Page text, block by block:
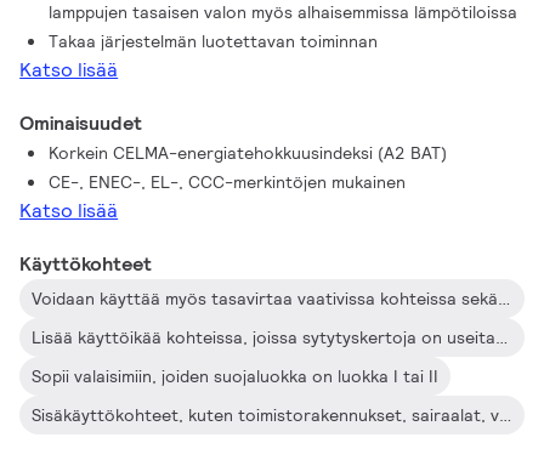
yleisvalaistukseen pinta-asennuksena tai
toimistovalaistuksena, pysäköintihalleihin, varastoihin ja muihin
käyttötarkoituksiin – myös vesitiiviyttä edellyttäviin kohteisiin.
Ulkotilojen käyttökohteissa valaisimen on täytettävä vähintään
luokanⅠvaatimukset ja sen on oltava riittävän hyvin vesi- ja
pölysuojattu. Asennuksessa on otettava huomioon, että
kokonaisuuden on oltava ukkossuojattu ja muilta osin
sähkölaitteilta vaadittavat suojausmääräykset.
lamppujen tasaisen valon myös alhaisemmissa lämpötiloissa
Takaa järjestelmän luotettavan toiminnan
Katso lisää
Ominaisuudet
Korkein CELMA-energiatehokkuusindeksi (A2 BAT)
CE-, ENEC-, EL-, CCC-merkintöjen mukainen
Katso lisää
Käyttökohteet
Voidaan käyttää myös tasavirtaa vaativissa kohteissa sekä turvalaistusasennuksissa; täysin turvavalaistukselle asetetun EN 61347-3 -annex J -standardin mukainen
Lisää käyttöikää kohteissa, joissa sytytyskertoja on useita, esim. kohteissa, joissa käytetään läsnäolo- tai liiketunnistimia
Sopii valaisimiin, joiden suojaluokka on luokka I tai II
Sisäkäyttökohteet, kuten toimistorakennukset, sairaalat, valintamyymälät, tavaratalot, teollisuuskiinteistöt ja oppilaitokset